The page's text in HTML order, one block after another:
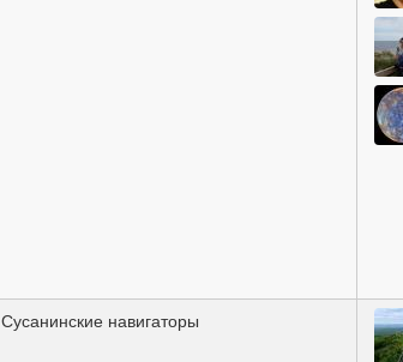
Сусанинские навигаторы